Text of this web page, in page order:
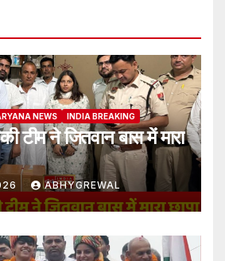
NEWS INDIA BREAKING
टीम ने जितवान बास में मारा
ABHYGREWAL